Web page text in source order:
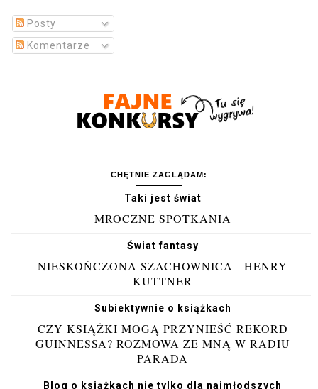
Posty
Komentarze
CHĘTNIE ZAGLĄDAM:
Taki jest świat
MROCZNE SPOTKANIA
Świat fantasy
NIESKOŃCZONA SZACHOWNICA - HENRY
KUTTNER
Subiektywnie o książkach
CZY KSIĄŻKI MOGĄ PRZYNIEŚĆ REKORD
GUINNESSA? ROZMOWA ZE MNĄ W RADIU
PARADA
Blog o książkach nie tylko dla najmłodszych